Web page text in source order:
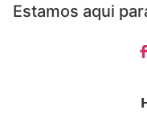
Estamos aqui